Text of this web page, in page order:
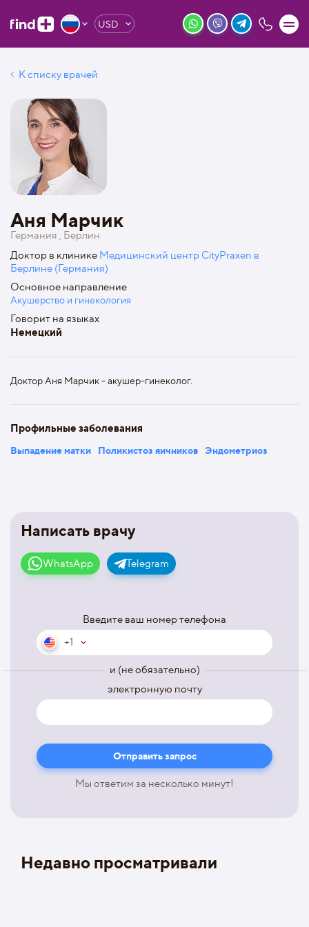
USD
К списку врачей
Написать врачу
WhatsApp Telegram
Введите ваш номер телефона
+1
и (не обязательно)
электронную почту
Мы ответим за несколько минут!
Аня Марчик
Германия , Берлин
Доктор в клинике Медицинский центр CityPraxen в
Берлине (Германия)
Основное направление
Акушерство и гинекология
Говорит на языках
Немецкий
Доктор Аня Марчик - акушер-гинеколог.
Профильные заболевания
Выпадение матки Поликистоз яичников Эндометриоз
Недавно просматривали